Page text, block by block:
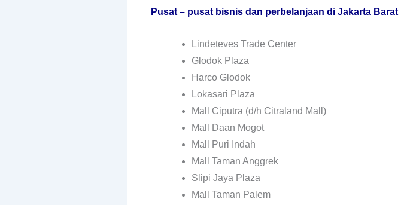
Pusat – pusat bisnis dan perbelanjaan di Jakarta Barat
Lindeteves Trade Center
Glodok Plaza
Harco Glodok
Lokasari Plaza
Mall Ciputra (d/h Citraland Mall)
Mall Daan Mogot
Mall Puri Indah
Mall Taman Anggrek
Slipi Jaya Plaza
Mall Taman Palem